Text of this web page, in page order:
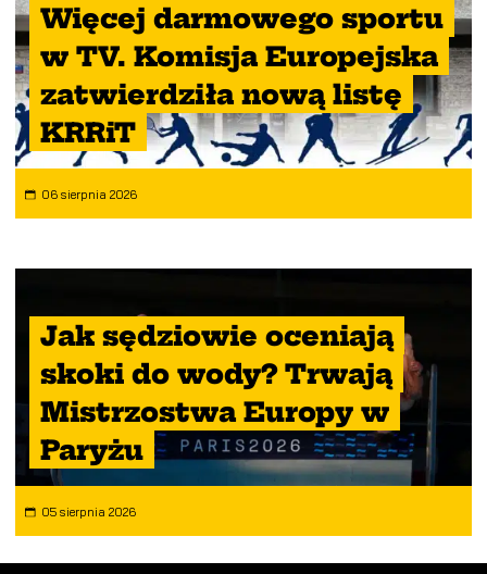
Więcej darmowego sportu
w TV. Komisja Europejska
zatwierdziła nową listę
KRRiT
06 sierpnia 2026
Jak sędziowie oceniają
skoki do wody? Trwają
Mistrzostwa Europy w
Paryżu
05 sierpnia 2026